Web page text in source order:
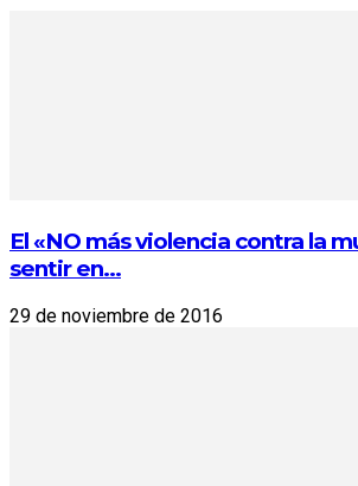
El «NO más violencia contra la
sentir en...
29 de noviembre de 2016